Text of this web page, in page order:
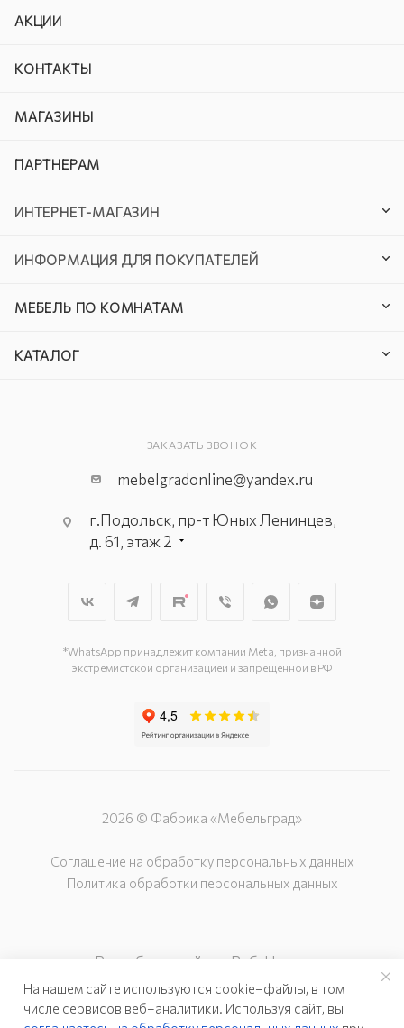
АКЦИИ
КОНТАКТЫ
МАГАЗИНЫ
ПАРТНЕРАМ
ИНТЕРНЕТ-МАГАЗИН
ИНФОРМАЦИЯ ДЛЯ ПОКУПАТЕЛЕЙ
МЕБЕЛЬ ПО КОМНАТАМ
КАТАЛОГ
ЗАКАЗАТЬ ЗВОНОК
mebelgradonline@yandex.ru
г.Подольск, пр-т Юных Ленинцев,
д. 61, этаж 2
г. Подольск, ул. Станционная, д. 11
*WhatsApp принадлежит компании Meta, признанной
экстремистской организацией и запрещённой в РФ
2026 © Фабрика «Мебельград»
Соглашение на обработку персональных данных
Политика обработки персональных данных
Разработка сайта – Веб-Центр
На нашем сайте используются cookie–файлы, в том
числе сервисов веб–аналитики. Используя сайт, вы